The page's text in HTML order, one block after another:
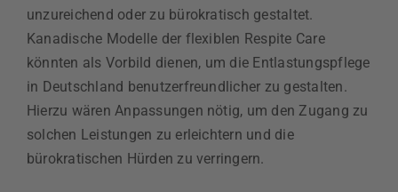
unzureichend oder zu bürokratisch gestaltet.
Kanadische Modelle der flexiblen Respite Care
könnten als Vorbild dienen, um die Entlastungspflege
in Deutschland benutzerfreundlicher zu gestalten.
Hierzu wären Anpassungen nötig, um den Zugang zu
solchen Leistungen zu erleichtern und die
bürokratischen Hürden zu verringern.